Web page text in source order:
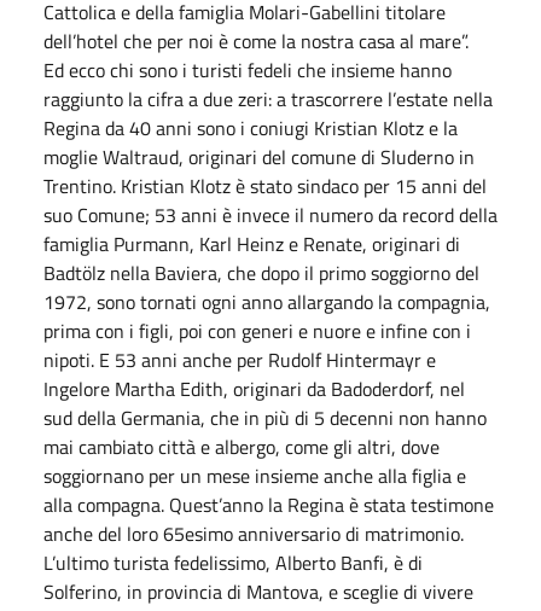
Cattolica e della famiglia Molari-Gabellini titolare
dell’hotel che per noi è come la nostra casa al mare”.
Ed ecco chi sono i turisti fedeli che insieme hanno
raggiunto la cifra a due zeri: a trascorrere l’estate nella
Regina da 40 anni sono i coniugi Kristian Klotz e la
moglie Waltraud, originari del comune di Sluderno in
Trentino. Kristian Klotz è stato sindaco per 15 anni del
suo Comune; 53 anni è invece il numero da record della
famiglia Purmann, Karl Heinz e Renate, originari di
Badtölz nella Baviera, che dopo il primo soggiorno del
1972, sono tornati ogni anno allargando la compagnia,
prima con i figli, poi con generi e nuore e infine con i
nipoti. E 53 anni anche per Rudolf Hintermayr e
Ingelore Martha Edith, originari da Badoderdorf, nel
sud della Germania, che in più di 5 decenni non hanno
mai cambiato città e albergo, come gli altri, dove
soggiornano per un mese insieme anche alla figlia e
alla compagna. Quest’anno la Regina è stata testimone
anche del loro 65esimo anniversario di matrimonio.
L’ultimo turista fedelissimo, Alberto Banfi, è di
Solferino, in provincia di Mantova, e sceglie di vivere